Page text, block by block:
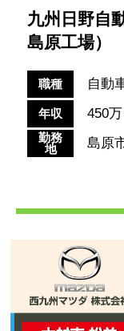
九州日野自
島原工場）
職種 自動
年収 450万
勤務
地
島原